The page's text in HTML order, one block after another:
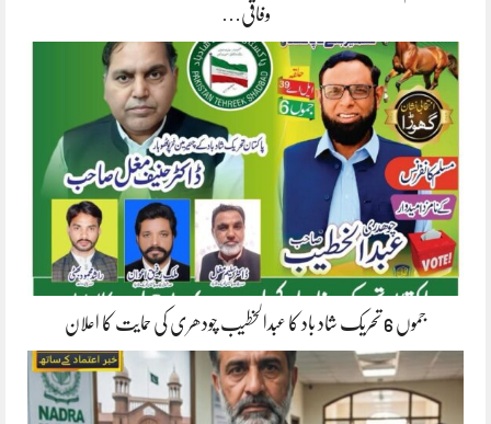
وفاقی…
جموں 6 تحریک شاد باد کا عبدالخطیب چودھری کی حمایت کا اعلان